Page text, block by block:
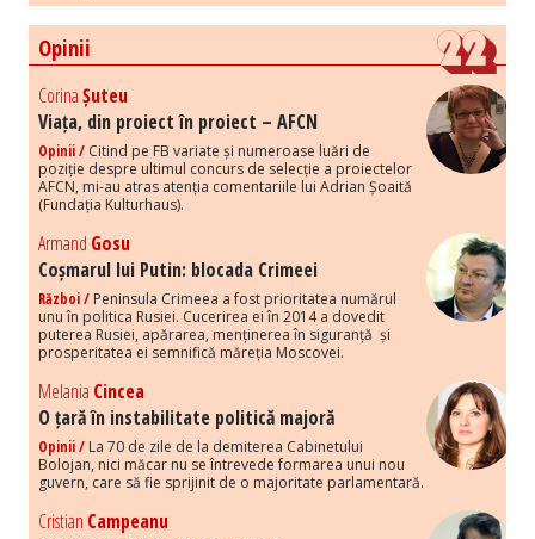
Opinii
CorinaȘuteu
Viața, din proiect în proiect – AFCN
Opinii / Citind pe FB variate și numeroase luări de
poziție despre ultimul concurs de selecție a proiectelor
AFCN, mi-au atras atenția comentariile lui Adrian Șoaită
(Fundația Kulturhaus).
Armand Gosu
Coșmarul lui Putin: blocada Crimeei
Război / Peninsula Crimeea a fost prioritatea numărul
unu în politica Rusiei. Cucerirea ei în 2014 a dovedit
puterea Rusiei, apărarea, menținerea în siguranță și
prosperitatea ei semnifică măreția Moscovei.
Melania Cincea
O țară în instabilitate politică majoră
Opinii / La 70 de zile de la demiterea Cabinetului
Bolojan, nici măcar nu se întrevede formarea unui nou
guvern, care să fie sprijinit de o majoritate parlamentară.
Cristian Campeanu